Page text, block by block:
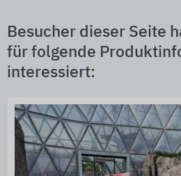
Besucher dieser Seite
für folgende
interessiert: